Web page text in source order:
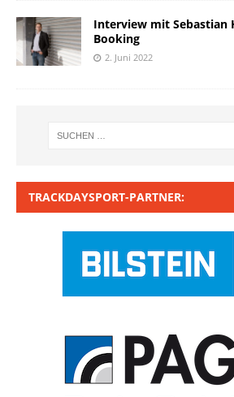
Interview mit Sebastian
Booking
2. Juni 2022
TRACKDAYSPORT-PARTNER: